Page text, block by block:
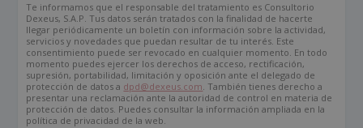
Te informamos que el responsable del tratamiento es Consultorio
Dexeus, S.A.P. Tus datos serán tratados con la finalidad de hacerte
llegar periódicamente un boletín con información sobre la actividad,
servicios y novedades que puedan resultar de tu interés. Este
consentimiento puede ser revocado en cualquier momento. En todo
momento puedes ejercer los derechos de acceso, rectificación,
supresión, portabilidad, limitación y oposición ante el delegado de
protección de datos a dpd@dexeus.com. También tienes derecho a
presentar una reclamación ante la autoridad de control en materia de
protección de datos. Puedes consultar la información ampliada en la
política de privacidad de la web.